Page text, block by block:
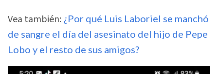
Vea también: ¿Por qué Luis Laboriel se manchó
de sangre el día del asesinato del hijo de Pepe
Lobo y el resto de sus amigos?